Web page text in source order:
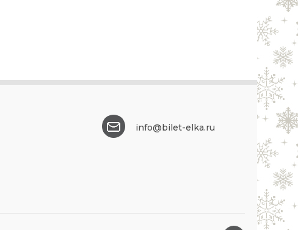
info@bilet-elka.ru